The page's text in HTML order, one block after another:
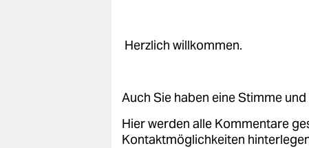
Herzlich willkommen.
Auch Sie haben eine Stimme
Hier werden alle Kommentare
Kontaktmöglichkeiten